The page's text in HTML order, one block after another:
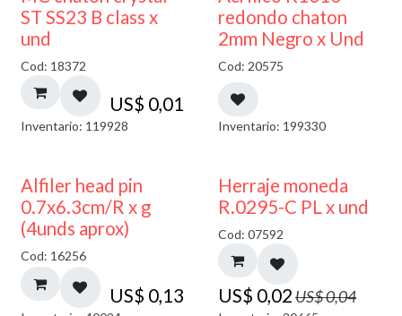
ST SS23 B class x
und
Cod: 18372
US$ 0,01
Inventario: 119928
50% DESCUENTO
redondo chaton
2mm Negro x Und
Cod: 20575
Inventario: 199330
Alfiler head pin
0.7x6.3cm/R x g
(4unds aprox)
Cod: 16256
US$ 0,13
50% DESCUENTO
Herraje moneda
R.0295-C PL x und
Cod: 07592
US$ 0,02US$0,04